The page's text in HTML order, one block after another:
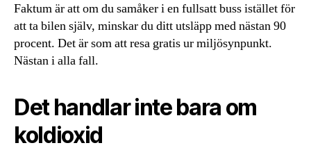
Faktum är att om du samåker i en fullsatt buss istället för
att ta bilen själv, minskar du ditt utsläpp med nästan 90
procent. Det är som att resa gratis ur miljösynpunkt.
Nästan i alla fall.
Det handlar inte bara om
koldioxid